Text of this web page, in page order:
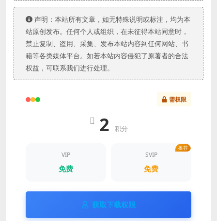
声明：本站所有文章，如无特殊说明或标注，均为本
站原创发布。任何个人或组织，在未征得本站同意时，
禁止复制、盗用、采集、发布本站内容到任何网站、书
籍等各类媒体平台。如若本站内容侵犯了原著者的合法
权益，可联系我们进行处理。
需权限
2 积分
VIP
免费
推荐
SVIP
免费
获取下载权限